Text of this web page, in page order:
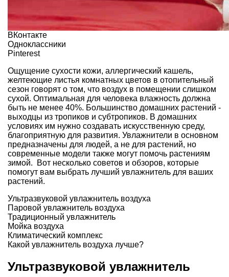
ВКонтакте
Одноклассники
Pinterest
Ощущение сухости кожи, аллергический кашель,
желтеющие листья комнатных цветов в отопительный
сезон говорят о том, что воздух в помещении слишком
сухой. Оптимальная для человека влажность должна
быть не менее 40%. Большинство домашних растений -
выходцы из тропиков и субтропиков. В домашних
условиях им нужно создавать искусственную среду,
благоприятную для развития. Увлажнители в основном
предназначены для людей, а не для растений, но
современные модели также могут помочь растениям
зимой. Вот несколько советов и обзоров, которые
помогут вам выбрать лучший увлажнитель для ваших
растений.
Ультразвуковой увлажнитель воздуха
Паровой увлажнитель воздуха
Традиционный увлажнитель
Мойка воздуха
Климатический комплекс
Какой увлажнитель воздуха лучше?
Ультразвуковой увлажнитель